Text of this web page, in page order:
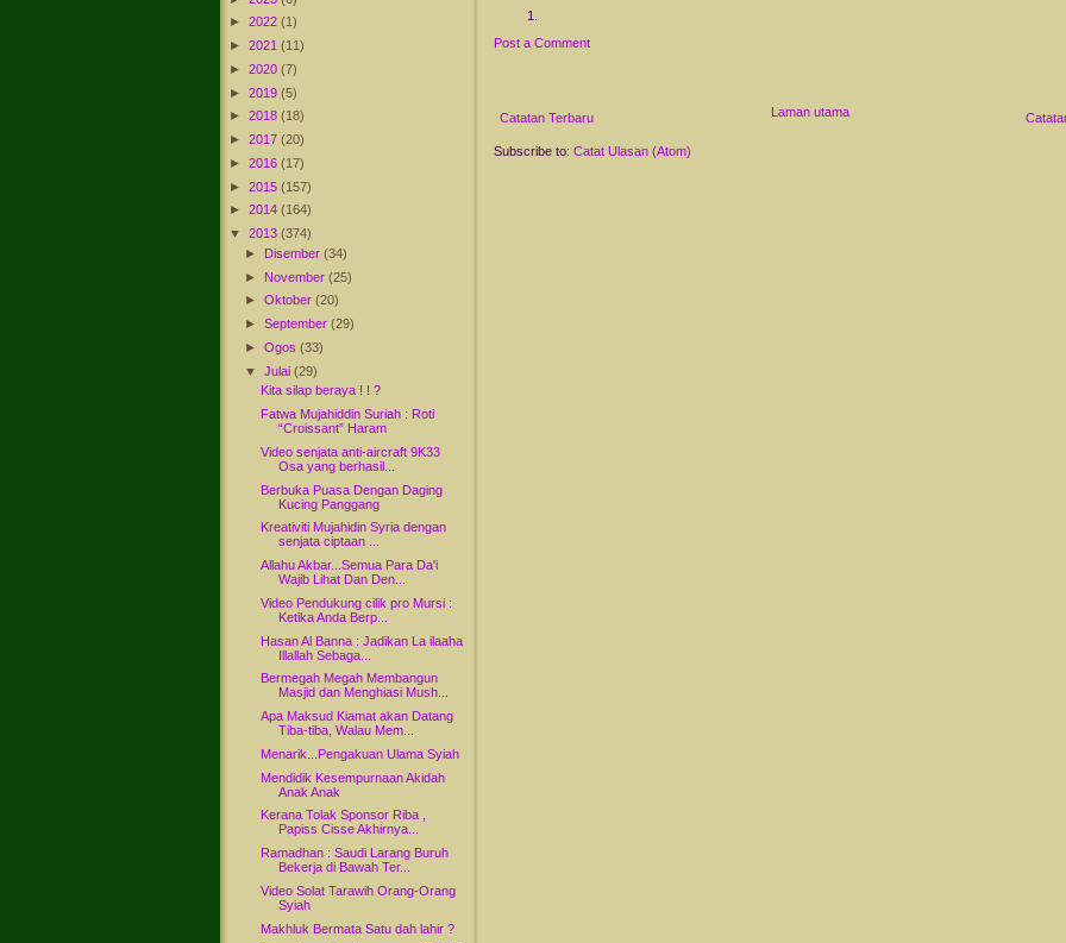
► 2022 (1)
► 2021 (11)
► 2020 (7)
► 2019 (5)
► 2018 (18)
► 2017 (20)
► 2016 (17)
► 2015 (157)
► 2014 (164)
▼
2013 (374)
► Disember(34)
► November(25)
►Oktober(20)
►September(29)
►Ogos(33)
▼
Julai(29)
Kita silap beraya ! ! ?
Fatwa Mujahiddin Suriah : Roti
“Croissant” Haram
Video senjata anti-aircraft 9K33
Osa yang berhasil...
Berbuka Puasa Dengan Daging
Kucing Panggang
Kreativiti Mujahidin Syria dengan
senjata ciptaan ...
Allahu Akbar...Semua Para Da'i
Wajib Lihat Dan Den...
Video Pendukung cilik pro Mursi :
Ketika Anda Berp...
Hasan Al Banna : Jadikan La ilaaha
Illallah Sebaga...
Bermegah Megah Membangun
Masjid dan Menghiasi Mush...
Apa Maksud Kiamat akan Datang
Tiba-tiba, Walau Mem...
Menarik...Pengakuan Ulama Syiah
Mendidik Kesempurnaan Akidah
Anak Anak
Kerana Tolak Sponsor Riba ,
Papiss Cisse Akhirnya...
Ramadhan : Saudi Larang Buruh
Bekerja di Bawah Ter...
Video Solat Tarawih Orang-Orang
Syiah
Makhluk Bermata Satu dah lahir ?
Post a Comment
Catatan Terbaru Laman utama
Subscribe to: Catat Ulasan (Atom)